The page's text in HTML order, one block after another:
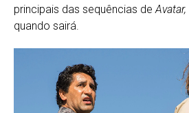
principais das sequências de Avatar,
quando sairá.